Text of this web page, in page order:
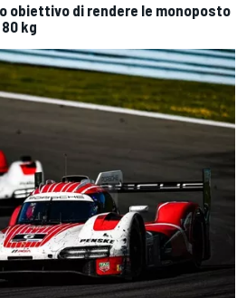
obiettivo di rendere le monoposto
kg